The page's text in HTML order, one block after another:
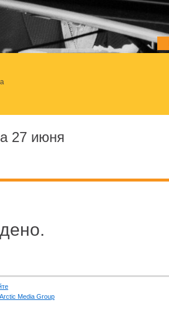
27 июня
Arctic Media Group